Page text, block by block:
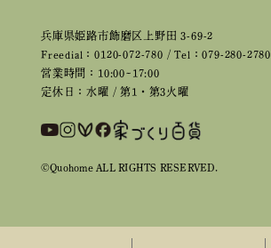
兵庫県姫路市飾磨区上野田 3-69-2
Freedial：0120-072-780 / Tel：079-280-2780
営業時間：10:00~17:00
定休日：水曜 / 第1・第3火曜
©Quohome ALL RIGHTS RESERVED.